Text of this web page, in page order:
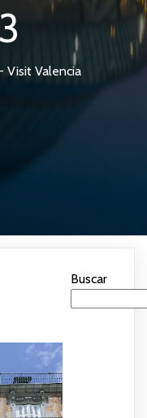
Visit Valencia
Buscar